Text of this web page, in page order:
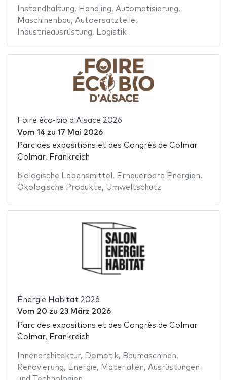
Instandhaltung, Handling, Automatisierung,
Maschinenbau, Autoersatzteile,
Industrieausrüstung, Logistik
Foire éco-bio d'Alsace 2026
Vom 14 zu 17 Mai 2026
Parc des expositions et des Congrès de Colmar
Colmar, Frankreich
biologische Lebensmittel , Erneuerbare Energien,
Ökologische Produkte, Umweltschutz
Énergie Habitat 2026
Vom 20 zu 23 März 2026
Parc des expositions et des Congrès de Colmar
Colmar, Frankreich
Innenarchitektur, Domotik, Baumaschinen,
Renovierung, Energie, Materialien, Ausrüstungen